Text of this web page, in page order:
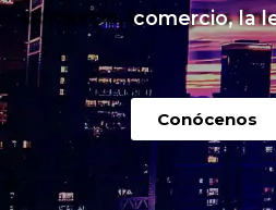
comercio, la
Conócenos